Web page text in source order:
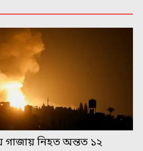
গাজায় নিহত অন্তত ১২